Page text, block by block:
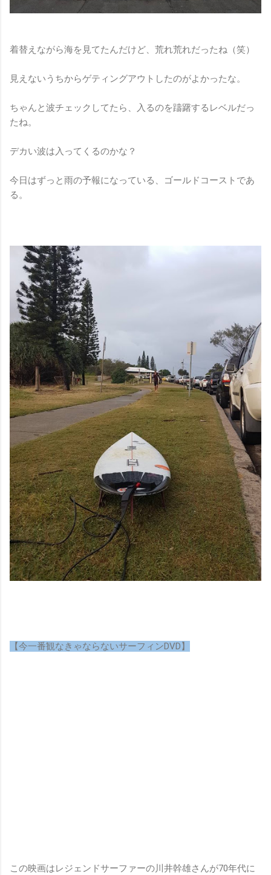
着替えながら海を見てたんだけど、荒れ荒れだったね（笑）
見えないうちからゲティングアウトしたのがよかったな。
ちゃんと波チェックしてたら、入るのを躊躇するレベルだっ
たね。
デカい波は入ってくるのかな？
今日はずっと雨の予報になっている、ゴールドコーストであ
る。
【今一番観なきゃならないサーフィンDVD】
この映画はレジェンドサーファーの川井幹雄さんが70年代に